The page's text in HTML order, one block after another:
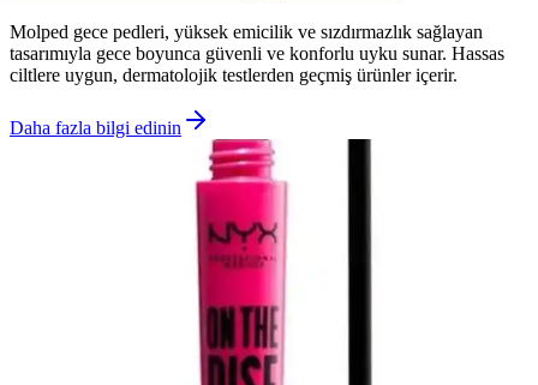
Molped gece pedleri, yüksek emicilik ve sızdırmazlık sağlayan
tasarımıyla gece boyunca güvenli ve konforlu uyku sunar. Hassas
ciltlere uygun, dermatolojik testlerden geçmiş ürünler içerir.
Daha fazla bilgi edinin